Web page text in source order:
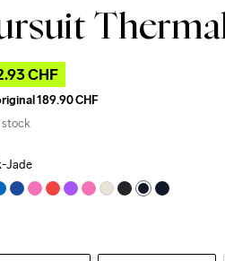
CHF
189.90 CHF
stock
Jade